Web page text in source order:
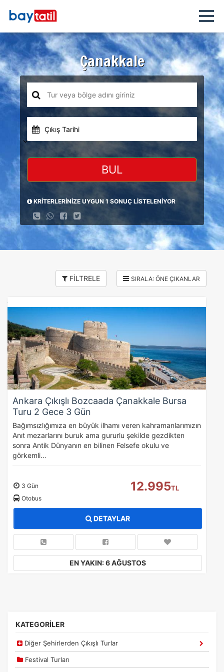
Çanakkale
Çıkış Tarihi
BUL
KRİTERLERİNİZE UYGUN 1 SONUÇ LİSTELENİYOR
FİLTRELE
Ankara Çıkışlı Bozcaada Çanakkale Bursa
Turu 2 Gece 3 Gün
Bağımsızlığımıza en büyük ilhamı veren kahramanlarımızın
Anıt mezarlarını buruk ama gururlu şekilde gezdikten
sonra Antik Dünyanın en bilinen Felsefe okulu ve
görkemli…
3 Gün
Otobus
12.995TL
DETAYLAR
EN YAKIN: 6 AĞUSTOS
KATEGORİLER
Diğer Şehirlerden Çıkışlı Turlar
Festival Turları